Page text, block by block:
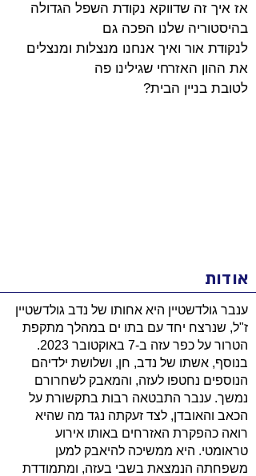
אז איך זה שדווקא נקודת השפל הגדולה
בהיסטוריה שלנו הפכה גם
לנקודת אור ואיך אנחנו מנצלות ומנצלים
את ההון האזרחי שגילינו פה
לטובת בניין הבית?
אודות
ענבר גולדשטיין היא אחותו של נדב גולדשטיין
ז"ל, שנרצח יחד עם בתו ים במהלך מתקפת
הטרור על כפר עזה ב-7 באוקטובר 2023.
בנוסף, אשתו של נדב, חן, ושלושת ילדיהם
הנוספים נחטפו לעזה, והמאבק לשחרורם
נמשך. ענבר התבטאה רבות בתקשורת על
הכאב והאובדן, לצד זעקתה נגד מה שהיא
רואה כהפקרת האזרחים באותו אירוע
טראומטי. היא ממשיכה להיאבק למען
משפחתה הנמצאת בשבי בעזה, ומתמודדת